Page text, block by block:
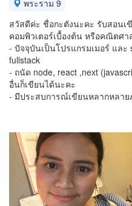
พระราม 9
สวัสดีค่ะ ชื่อกะตังนะคะ รับสอนเ
คอมพิวเตอร์เบื้องต้น หรือคณิตศา
- ปัจจุบันเป็นโปรแกรมเมอร์ และ
fullstack
- ถนัด node, react ,next
อื่นก็เขียนได้นะคะ
- มีประสบการณ์เขียนหลากหลา